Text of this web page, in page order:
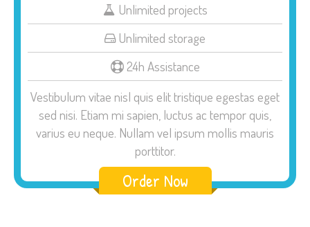
Unlimited projects
Unlimited storage
24h Assistance
Vestibulum vitae nisl quis elit tristique egestas eget
sed nisi. Etiam mi sapien, luctus ac tempor quis,
varius eu neque. Nullam vel ipsum mollis mauris
porttitor.
Order Now